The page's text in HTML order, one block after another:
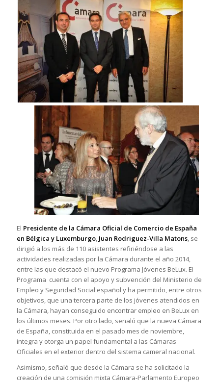
El Presidente de la Cámara Oficial de Comercio de España
en Bélgica y Luxemburgo, Juan Rodriguez-Villa Matons, se
dirigió a los más de 110 asistentes refiriéndose a las
actividades realizadas por la Cámara durante el año 2014,
entre las que destacó el nuevo Programa Jóvenes BeLux. El
Programa cuenta con el apoyo y subvención del Ministerio de
Empleo y Seguridad Social español y ha permitido, entre otros
objetivos, que una tercera parte de los jóvenes atendidos en
la Cámara, hayan conseguido encontrar empleo en BeLux en
los últimos meses. Por otro lado, señaló que la nueva Cámara
de España, constituida en el pasado mes de noviembre,
integra y otorga un papel fundamental a las Cámaras
Oficiales en el exterior dentro del sistema cameral nacional.
Asimismo, señaló que desde la Cámara se ha solicitado la
creación de una comisión mixta Cámara-Parlamento Europeo